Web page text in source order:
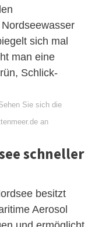
sich mal
man eine
Schlick-
Sie sich die
an
schneller
besitzt
Aerosol